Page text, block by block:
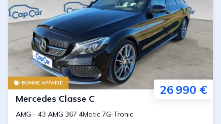
BONNE AFFAIRE 26 990 €
Mercedes Classe C
AMG - 43 AMG 367 4Matic 7G-Tronic